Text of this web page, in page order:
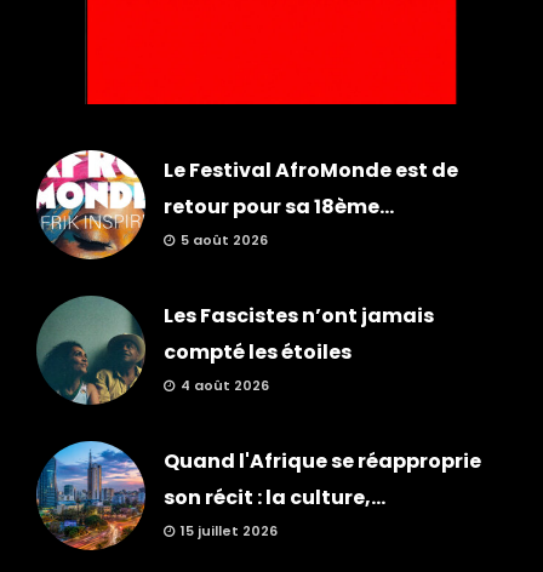
Le Festival AfroMonde est de
retour pour sa 18ème...
5 août 2026
Les Fascistes n’ont jamais
compté les étoiles
4 août 2026
Quand l'Afrique se réapproprie
son récit : la culture,...
15 juillet 2026